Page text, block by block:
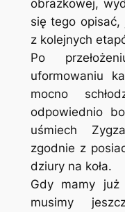
obrazkowej,
się tego opisać,
z kolejnych
Po
uformowaniu
mocno
odpowiednio
uśmiech
zgodnie z
dziury na koła.
Gdy mamy już
musimy